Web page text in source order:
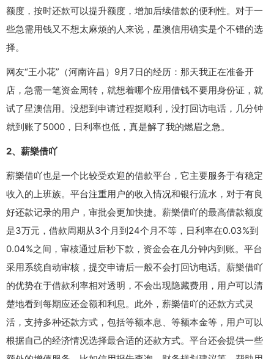
额度，按时还款可以提升额度，增加后续借款的便利性。对于一
些急需用钱又不想太麻烦的人来说，星澳信用确实是个不错的选
择。
网友“王小花”（河南许昌）9月7日的经历：那天我正在准备开
店，急需一笔资金周转，就想着哪个应用借钱不要用身份证，就
试了星澳信用。没想到申请过程挺顺利，没打回访电话，几分钟
就到账了5000，日利率也低，真是解了我的燃眉之急。
2、薪樂借吖
薪樂借吖也是一个比较受欢迎的借款平台，它主要服务于有稳定
收入的上班族。平台注重用户的收入情况和银行流水，对于有良
好还款记录的用户，审批会更加快捷。薪樂借吖的最高借款额度
是3万元，借款周期从3个月到24个月不等，日利率在0.03%到
0.04%之间，审核通过后秒下款，资金会在几分钟内到账。平台
采用系统自动审核，提交申请后一般不会打回访电话。薪樂借吖
的优势在于借款利率相对透明，不会出现隐藏费用，用户可以清
楚地看到每期应还金额和利息。此外，薪樂借吖的还款方式灵
活，支持多种还款方式，包括等额本息、等额本金等，用户可以
根据自己的经济情况选择最合适的还款方式。平台还会提供一些